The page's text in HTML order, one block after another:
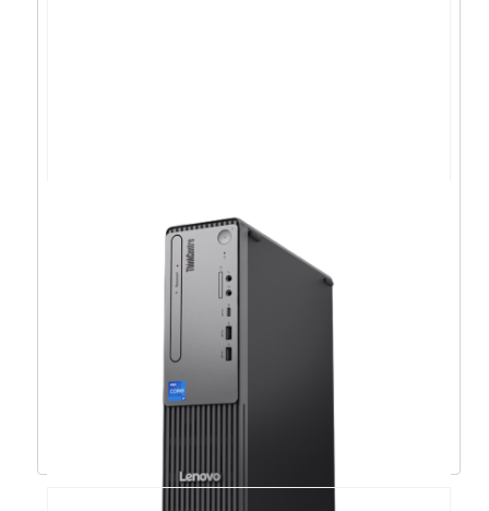
Lenovo Neo 50t Tower
i5/16GB/1TB/IntHD/W11P/5god –
12UD004RCR
1.193,69